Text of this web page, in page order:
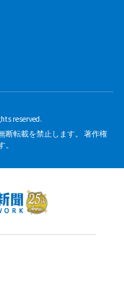
reserved.
断転載を禁止します。 著作権